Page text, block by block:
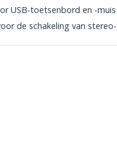
USB-toetsenbord en -muis
de schakeling van